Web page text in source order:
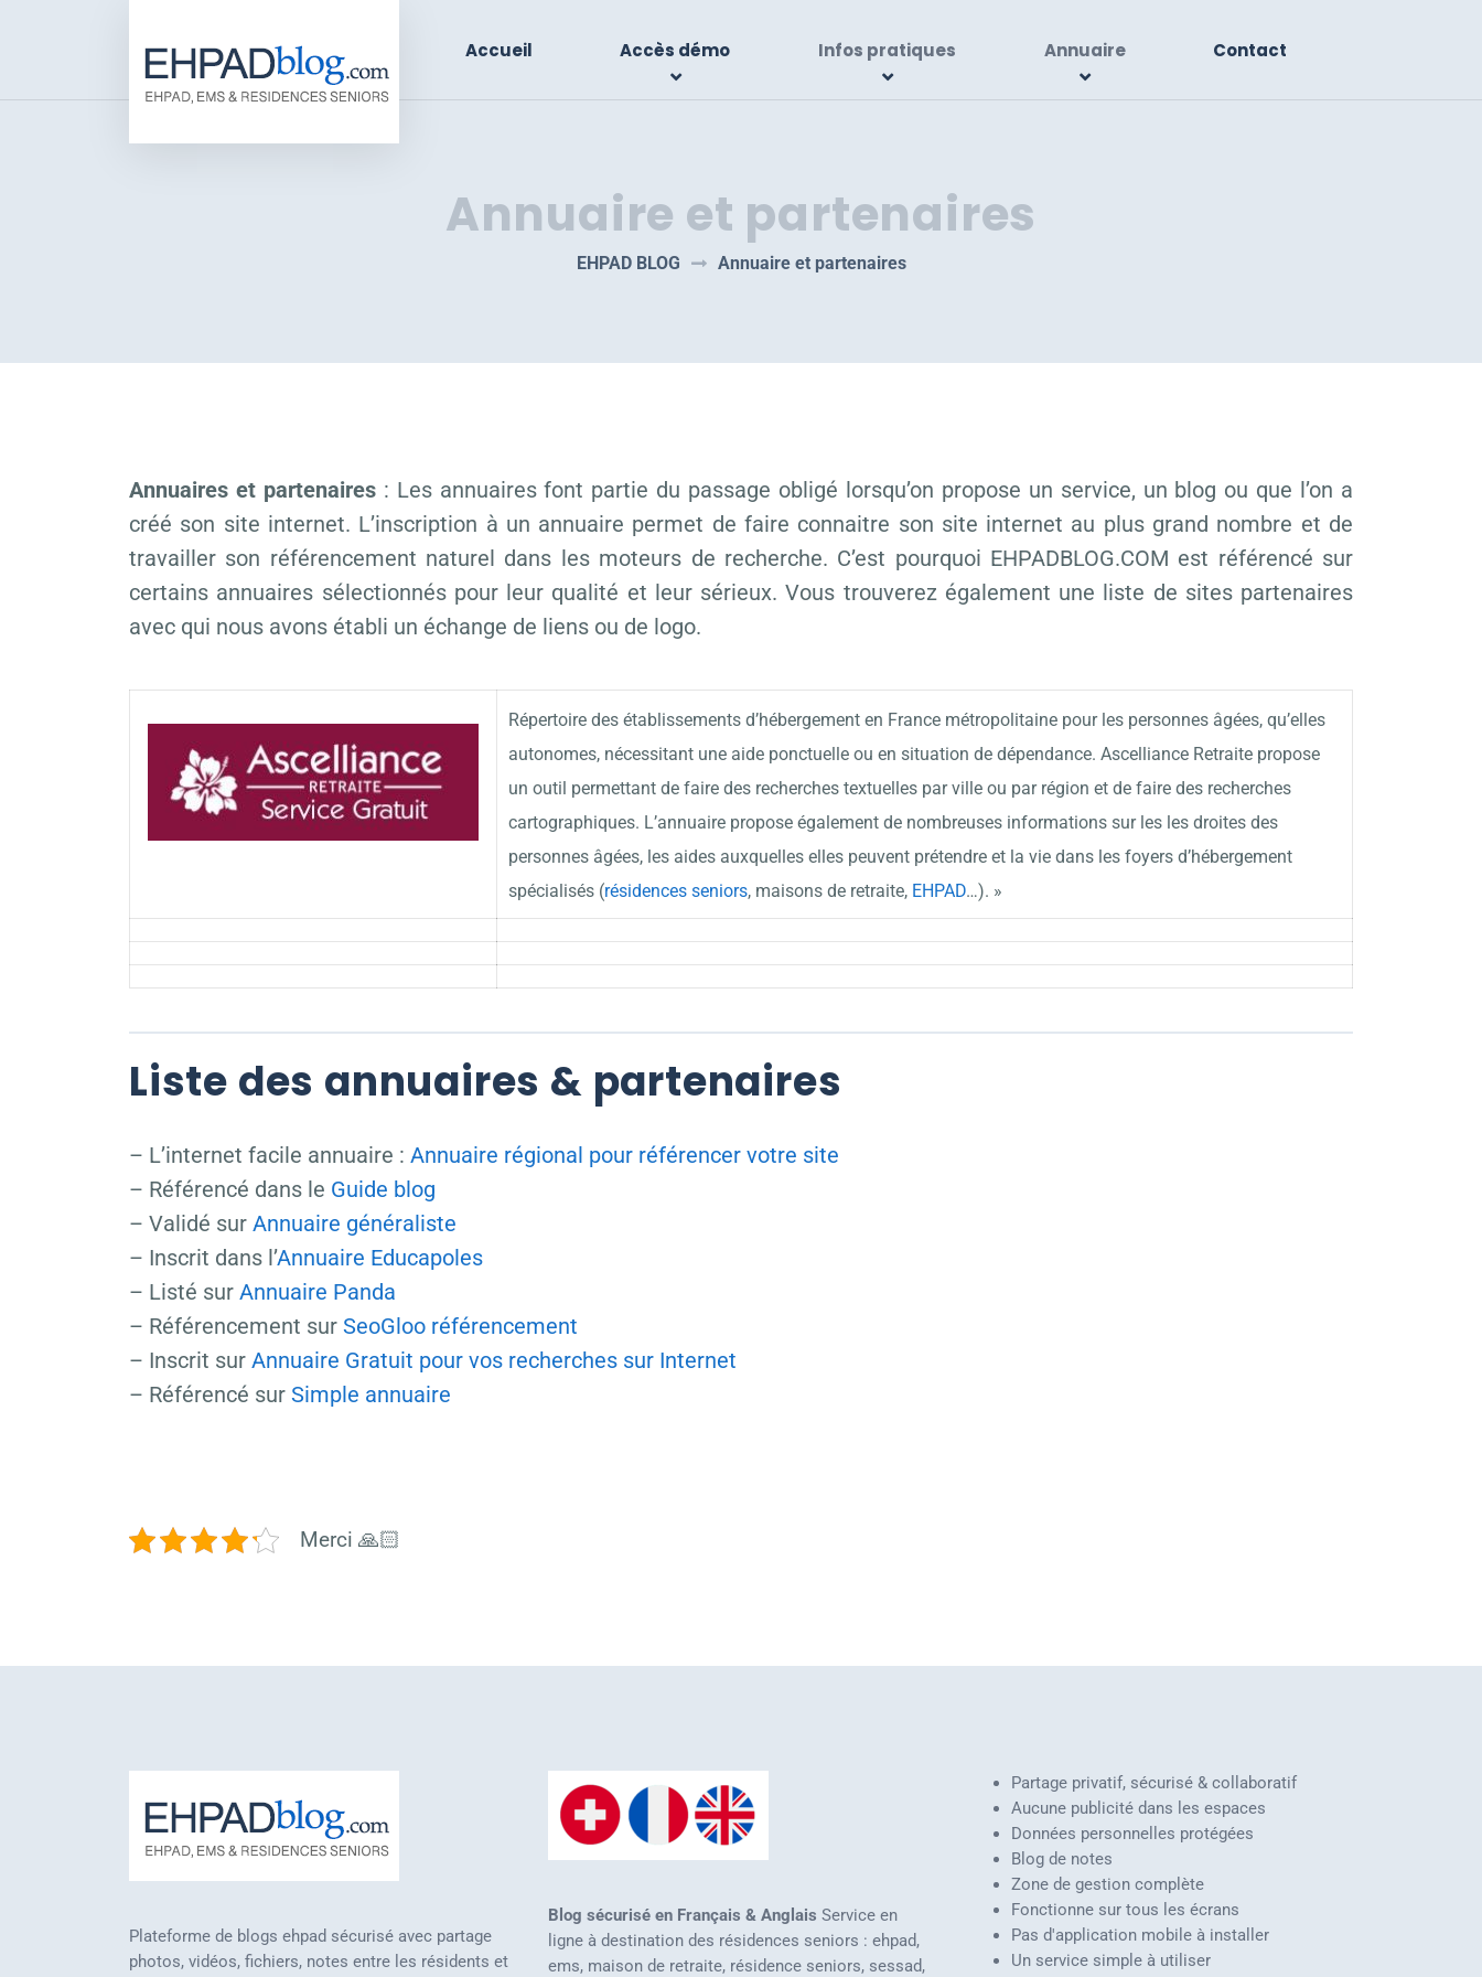
Accueil Accès démo Infos pratiques Annuaire Contact
Annuaire et partenaires
EHPAD BLOG Annuaire et partenaires
Annuaires et partenaires: Les annuaires font partie du passage obligé lorsqu’on propose un service, un blog ou que l’on a
créé son site internet. L’inscription à un annuaire permet de faire connaitre son site internet au plus grand nombre et de
travailler son référencement naturel dans les moteurs de recherche. C’est pourquoi EHPADBLOG.COM est référencé sur
certains annuaires sélectionnés pour leur qualité et leur sérieux. Vous trouverez également une liste de sites partenaires
avec qui nous avons établi un échange de liens ou de logo.
Répertoire des établissements d’hébergement en France métropolitaine pour les personnes âgées, qu’elles
autonomes, nécessitant une aide ponctuelle ou en situation de dépendance. Ascelliance Retraite propose
un outil permettant de faire des recherches textuelles par ville ou par région et de faire des recherches
cartographiques. L’annuaire propose également de nombreuses informations sur les les droites des
personnes âgées, les aides auxquelles elles peuvent prétendre et la vie dans les foyers d’hébergement
spécialisés (résidences seniors, maisons de retraite, EHPAD…). »
Liste des annuaires & partenaires
– L’internet facile annuaire : Annuaire régional pour référencer votre site
– Référencé dans le Guide blog
– Validé sur Annuaire généraliste
– Inscrit dans l’Annuaire Educapoles
– Listé sur Annuaire Panda
– Référencement sur SeoGloo référencement
– Inscrit sur Annuaire Gratuit pour vos recherches sur Internet
– Référencé sur Simple annuaire
Merci 🙏🏻
Plateforme de blogs ehpad sécurisé avec partage
photos, vidéos, fichiers, notes entre les résidents et
Blog sécurisé en Français & Anglais Service en
ligne à destination des résidences seniors : ehpad,
ems, maison de retraite, résidence seniors, sessad,
Partage privatif, sécurisé & collaboratif
Aucune publicité dans les espaces
Données personnelles protégées
Blog de notes
Zone de gestion complète
Fonctionne sur tous les écrans
Pas d'application mobile à installer
Un service simple à utiliser